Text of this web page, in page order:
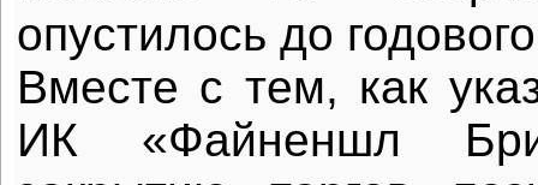
опустилось до
Вместе с тем, как
ИК «Файненшл